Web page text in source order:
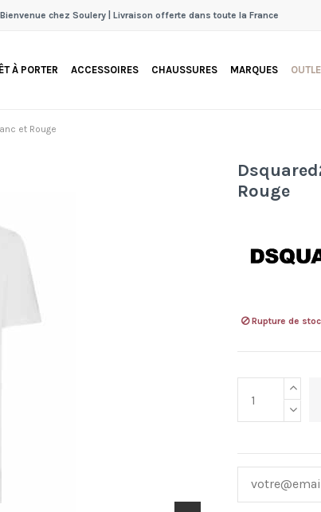
Bienvenue chez Soulery | Livraison offerte dans toute la France
À PORTER ACCESSOIRES CHAUSSURES MARQUES
et Rouge
Rouge
Rupture de